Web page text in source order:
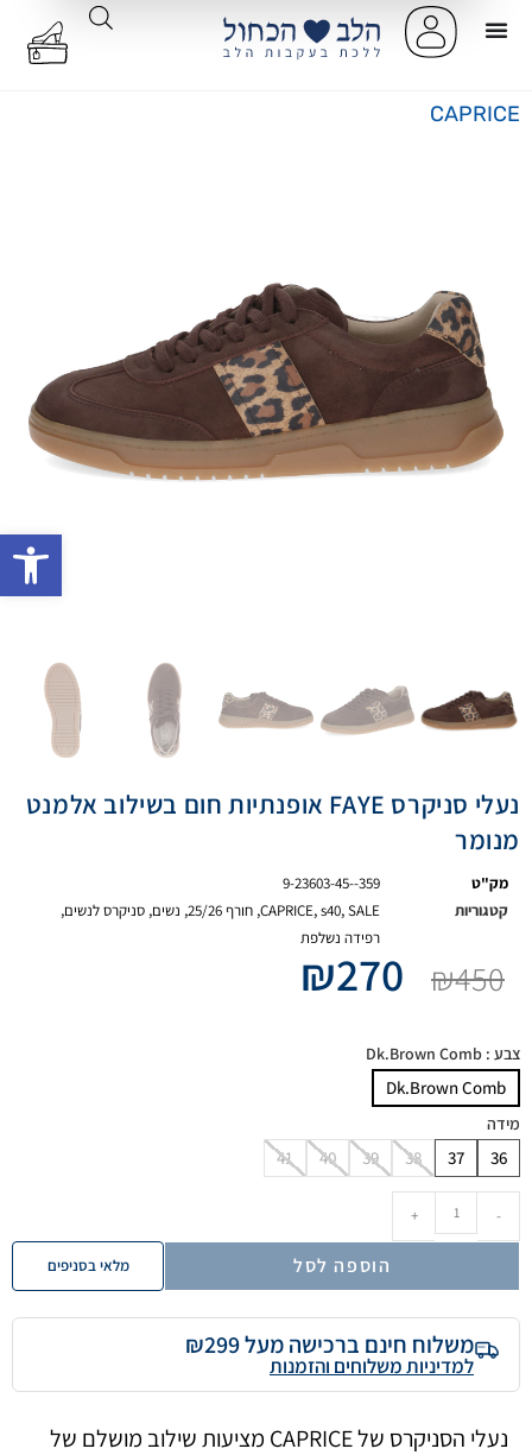
CAPRICE
נעלי סניקרס FAYE אופנתיות חום בשילוב אלמנט
מנומר
מק"ט
9-23603-45--359
קטגוריות
CAPRICE,s40,SALE
, חורף 25/26 , נשים, סניקרס לנשים,
רפידה נשלפת
₪450
₪270
צבע : Dk.Brown Comb
Dk.Brown Comb
מידה
36
37
38
39
40
41
-
+
הוספה לסל מלאי בסניפים
משלוח חינם ברכישה מעל ₪299
למדיניות משלוחים והזמנות
נעלי הסניקרס של CAPRICE מציעות שילוב מושלם של